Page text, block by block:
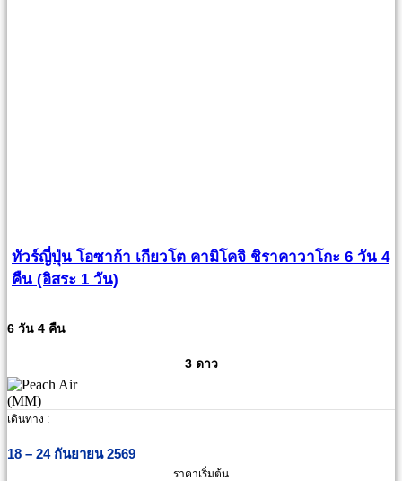
ทัวร์ญี่ปุ่น โอซาก้า เกียวโต คามิโคจิ ชิราคาวาโกะ 6 วัน 4
คืน (อิสระ 1 วัน)
6 วัน 4 คืน
3 ดาว
เดินทาง :
18 – 24 กันยายน 2569
ราคาเริ่มต้น